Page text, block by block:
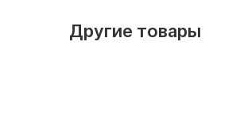
Другие товары